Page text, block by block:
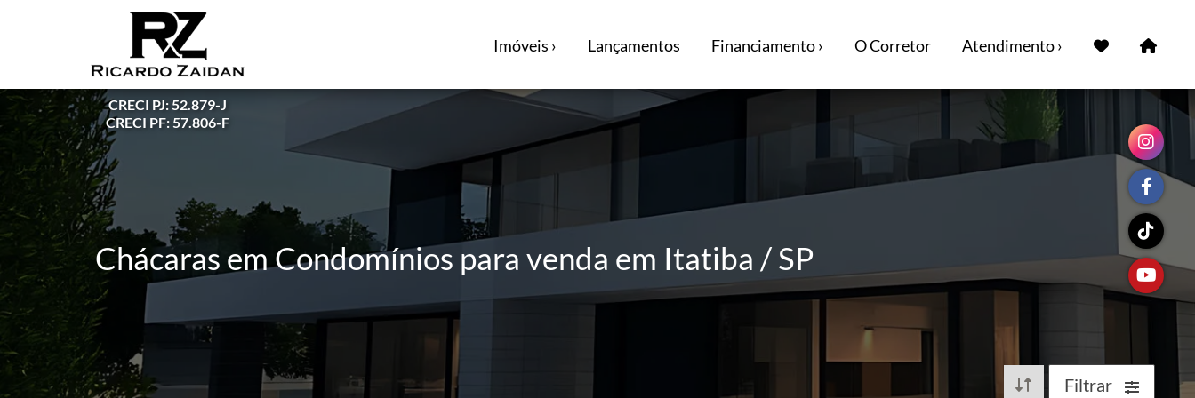
CRECI PJ: 52.879-J
CRECI PF: 57.806-F
Imóveis › Lançamentos Financiamento › O Corretor Atendimento ›
Chácaras em Condomínios para venda em Itatiba / SP
Filtrar